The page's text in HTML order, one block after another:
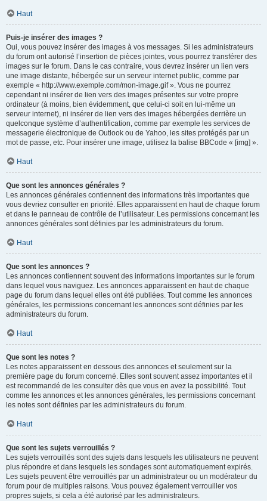
Haut
Puis-je insérer des images ?
Oui, vous pouvez insérer des images à vos messages. Si les administrateurs
du forum ont autorisé l’insertion de pièces jointes, vous pourrez transférer des
images sur le forum. Dans le cas contraire, vous devrez insérer un lien vers
une image distante, hébergée sur un serveur internet public, comme par
exemple « http://www.exemple.com/mon-image.gif ». Vous ne pourrez
cependant ni insérer de lien vers des images présentes sur votre propre
ordinateur (à moins, bien évidemment, que celui-ci soit en lui-même un
serveur internet), ni insérer de lien vers des images hébergées derrière un
quelconque système d’authentification, comme par exemple les services de
messagerie électronique de Outlook ou de Yahoo, les sites protégés par un
mot de passe, etc. Pour insérer une image, utilisez la balise BBCode « [img] ».
Haut
Que sont les annonces générales ?
Les annonces générales contiennent des informations très importantes que
vous devriez consulter en priorité. Elles apparaissent en haut de chaque forum
et dans le panneau de contrôle de l’utilisateur. Les permissions concernant les
annonces générales sont définies par les administrateurs du forum.
Haut
Que sont les annonces ?
Les annonces contiennent souvent des informations importantes sur le forum
dans lequel vous naviguez. Les annonces apparaissent en haut de chaque
page du forum dans lequel elles ont été publiées. Tout comme les annonces
générales, les permissions concernant les annonces sont définies par les
administrateurs du forum.
Haut
Que sont les notes ?
Les notes apparaissent en dessous des annonces et seulement sur la
première page du forum concerné. Elles sont souvent assez importantes et il
est recommandé de les consulter dès que vous en avez la possibilité. Tout
comme les annonces et les annonces générales, les permissions concernant
les notes sont définies par les administrateurs du forum.
Haut
Que sont les sujets verrouillés ?
Les sujets verrouillés sont des sujets dans lesquels les utilisateurs ne peuvent
plus répondre et dans lesquels les sondages sont automatiquement expirés.
Les sujets peuvent être verrouillés par un administrateur ou un modérateur du
forum pour de multiples raisons. Vous pouvez également verrouiller vos
propres sujets, si cela a été autorisé par les administrateurs.